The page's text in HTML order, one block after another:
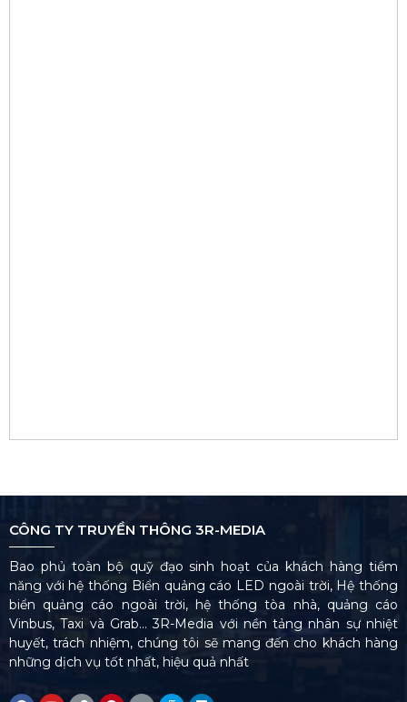
CÔNG TY TRUYỀN THÔNG 3R-MEDIA
Bao phủ toàn bộ quỹ đạo sinh hoạt của khách hàng tiềm
năng với hệ thống Biển quảng cáo LED ngoài trời, Hệ thống
biển quảng cáo ngoài trời, hệ thống tòa nhà, quảng cáo
Vinbus, Taxi và Grab… 3R-Media với nền tảng nhân sự nhiệt
huyết, trách nhiệm, chúng tôi sẽ mang đến cho khách hàng
những dịch vụ tốt nhất, hiệu quả nhất